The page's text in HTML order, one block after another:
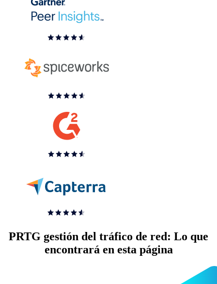
PRTG gestión del tráfico de red: Lo que
encontrará en esta página